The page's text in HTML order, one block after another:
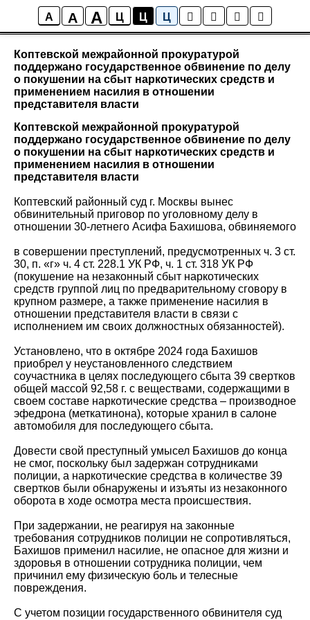
A A A Ц Ц Ц
Новости района Коптево
Коптевской межрайонной прокуратурой
поддержано государственное обвинение по делу
о покушении на сбыт наркотических средств и
применением насилия в отношении
представителя власти
Коптевской межрайонной прокуратурой
поддержано государственное обвинение по делу
о покушении на сбыт наркотических средств и
применением насилия в отношении
представителя власти
Коптевский районный суд г. Москвы вынес
обвинительный приговор по уголовному делу в
отношении 30-летнего Асифа Бахишова, обвиняемого
в совершении преступлений, предусмотренных ч. 3 ст.
30, п. «г» ч. 4 ст. 228.1 УК РФ, ч. 1 ст. 318 УК РФ
(покушение на незаконный сбыт наркотических
средств группой лиц по предварительному сговору в
крупном размере, а также применение насилия в
отношении представителя власти в связи с
исполнением им своих должностных обязанностей).
Установлено, что в октябре 2024 года Бахишов
приобрел у неустановленного следствием
соучастника в целях последующего сбыта 39 свертков
общей массой 92,58 г. с веществами, содержащими в
своем составе наркотические средства – производное
эфедрона (меткатинона), которые хранил в салоне
автомобиля для последующего сбыта.
Довести свой преступный умысел Бахишов до конца
не смог, поскольку был задержан сотрудниками
полиции, а наркотические средства в количестве 39
свертков были обнаружены и изъяты из незаконного
оборота в ходе осмотра места происшествия.
При задержании, не реагируя на законные
требования сотрудников полиции не сопротивляться,
Бахишов применил насилие, не опасное для жизни и
здоровья в отношении сотрудника полиции, чем
причинил ему физическую боль и телесные
повреждения.
С учетом позиции государственного обвинителя суд